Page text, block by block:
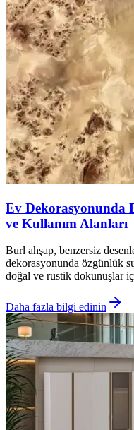
Ev Dekorasyonunda
ve Kullanım Alanları
Burl ahşap, benzersiz
dekorasyonunda özgünlük
doğal ve rustik dokunuşlar
Daha fazla bilgi edinin